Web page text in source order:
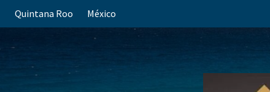
Quintana Roo México